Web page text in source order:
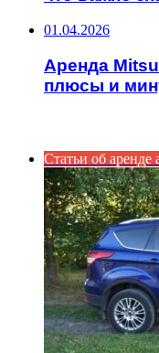
01.04.2026
Аренда
плюсы и
Статьи об аренде